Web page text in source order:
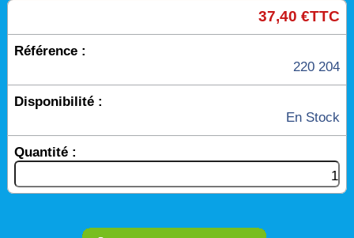
37,40 €TTC
Référence :
220 204
Disponibilité :
En Stock
Quantité :